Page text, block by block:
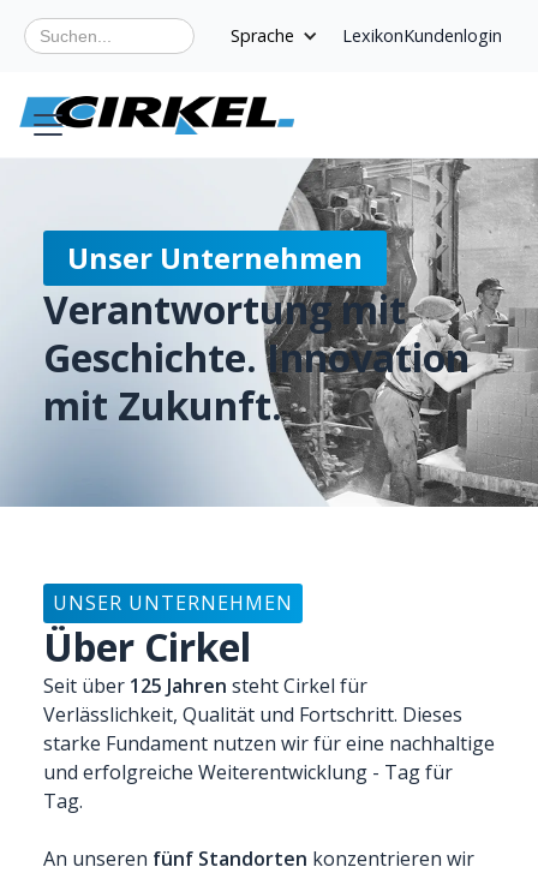
Sprache LexikonKundenlogin
Unser Unternehmen
Verantwortung mit
Geschichte. Innovation
mit Zukunft.
UNSER UNTERNEHMEN
Über Cirkel
Seit über 125 Jahren steht Cirkel für
Verlässlichkeit, Qualität und Fortschritt. Dieses
starke Fundament nutzen wir für eine nachhaltige
und erfolgreiche Weiterentwicklung - Tag für
Tag.
An unseren fünf Standorten konzentrieren wir